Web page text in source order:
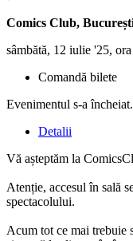
Comics Club,
sâmbătă, 12 iulie '25,
Comandă bilete
Evenimentul s-a încheiat.
Detalii
Vă așteptăm la
Atenție, accesul în sală
spectacolului.
Acum tot ce mai trebuie